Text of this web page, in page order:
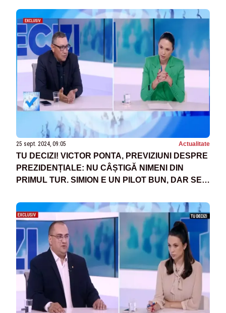
25 sept. 2024, 09:05 Actualitate
TU DECIZI! VICTOR PONTA, PREVIZIUNI DESPRE
PREZIDENȚIALE: NU CÂȘTIGĂ NIMENI DIN
PRIMUL TUR. SIMION E UN PILOT BUN, DAR SE
TOT ȘI NIMIC